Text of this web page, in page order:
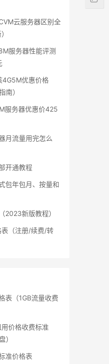
云服务器区别全
服务器性能评测
4G5M优惠价格
南）
服务器优惠价425
月流量用完怎么
开通教程
包年包月、按量和
2023新版教程）
（注册/续费/转
表（1GB流量收费
价格收费标准
）
准价格表